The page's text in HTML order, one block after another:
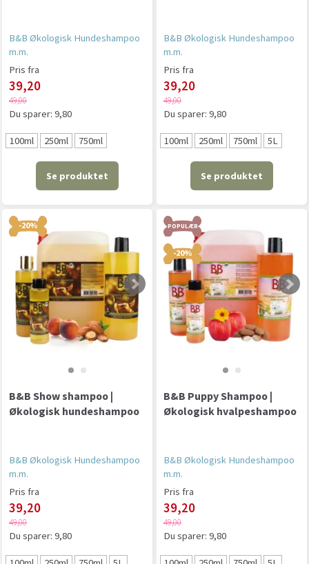
B&B Økologisk Hundeshampoo
m.m.
Pris fra
39,20
49,00
Du sparer: 9,80
100ml 250ml 750ml
Se produktet
B&B Økologisk Hundeshampoo
m.m.
Pris fra
39,20
49,00
Du sparer: 9,80
100ml 250ml 750ml 5L
Se produktet
-20%
B&B Show shampoo |
Økologisk hundeshampoo
B&B Økologisk Hundeshampoo
m.m.
Pris fra
39,20
49,00
Du sparer: 9,80
POPULÆR
-20%
B&B Puppy Shampoo |
Økologisk hvalpeshampoo
B&B Økologisk Hundeshampoo
m.m.
Pris fra
39,20
49,00
Du sparer: 9,80